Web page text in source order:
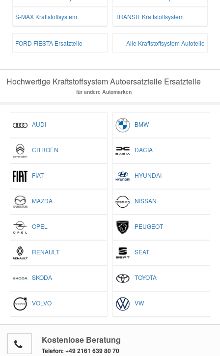
S-MAX Kraftstoffsystem TRANSIT Kraftstoffsystem
FORD FIESTA Ersatzteile Alle Kraftstoffsystem Autoteile
Hochwertige Kraftstoffsystem Autoersatzteile Ersatzteile
für andere Automarken
AUDI BMW
CITROËN DACIA
FIAT HYUNDAI
MAZDA NISSAN
OPEL PEUGEOT
RENAULT SEAT
SKODA TOYOTA
VOLVO VW
Kostenlose Beratung
Telefon: +49 2161 639 80 70